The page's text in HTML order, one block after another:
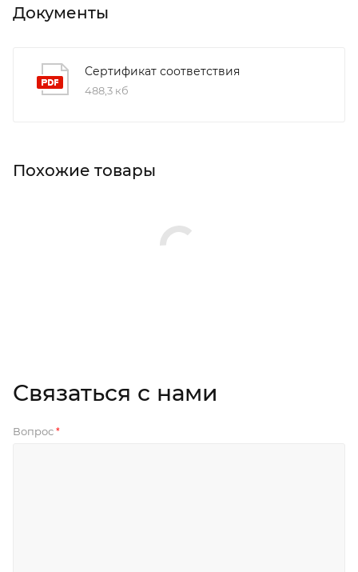
Документы
Сертификат соответствия
488,3 кб
Похожие товары
Связаться с нами
Вопрос *